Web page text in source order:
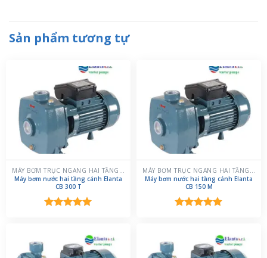
Sản phẩm tương tự
Máy bơm nước hai tầng cánh Elanta
CB 300 T
Máy bơm nước hai tầng cánh Elanta
CB 150 M